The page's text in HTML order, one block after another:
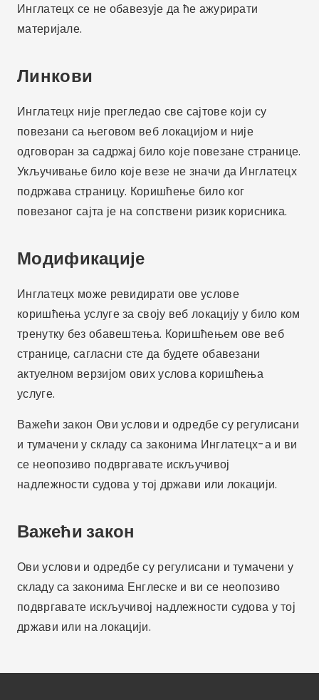
Инглатецх се не обавезује да ће ажурирати
материјале.
Линкови
Инглатецх није прегледао све сајтове који су
повезани са његовом веб локацијом и није
одговоран за садржај било које повезане странице.
Укључивање било које везе не значи да Инглатецх
подржава страницу. Коришћење било ког
повезаног сајта је на сопствени ризик корисника.
Модификације
Инглатецх може ревидирати ове услове
коришћења услуге за своју веб локацију у било ком
тренутку без обавештења. Коришћењем ове веб
странице, сагласни сте да будете обавезани
актуелном верзијом ових услова коришћења
услуге.
Важећи закон Ови услови и одредбе су регулисани
и тумачени у складу са законима Инглатецх-а и ви
се неопозиво подвргавате искључивој
надлежности судова у тој држави или локацији.
Важећи закон
Ови услови и одредбе су регулисани и тумачени у
складу са законима Енглеске и ви се неопозиво
подвргавате искључивој надлежности судова у тој
држави или на локацији.